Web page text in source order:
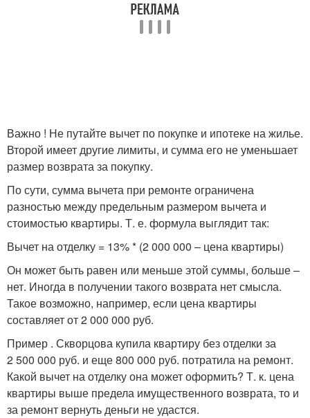
Важно ! Не путайте вычет по покупке и ипотеке на жилье.
Второй имеет другие лимиты, и сумма его не уменьшает
размер возврата за покупку.
По сути, сумма вычета при ремонте ограничена
разностью между предельным размером вычета и
стоимостью квартиры. Т. е. формула выглядит так:
Вычет на отделку = 13% * (2 000 000 – цена квартиры)
Он может быть равен или меньше этой суммы, больше –
нет. Иногда в получении такого возврата нет смысла.
Такое возможно, например, если цена квартиры
составляет от 2 000 000 руб.
Пример . Скворцова купила квартиру без отделки за
2 500 000 руб. и еще 800 000 руб. потратила на ремонт.
Какой вычет на отделку она может оформить? Т. к. цена
квартиры выше предела имущественного возврата, то и
за ремонт вернуть деньги не удастся.